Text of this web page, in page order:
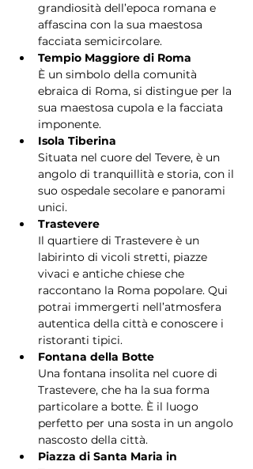
grandiosità dell’epoca romana e
affascina con la sua maestosa
facciata semicircolare.
Tempio Maggiore di Roma
È un simbolo della comunità
ebraica di Roma, si distingue per la
sua maestosa cupola e la facciata
imponente.
Isola Tiberina
Situata nel cuore del Tevere, è un
angolo di tranquillità e storia, con il
suo ospedale secolare e panorami
unici.
Trastevere
Il quartiere di Trastevere è un
labirinto di vicoli stretti, piazze
vivaci e antiche chiese che
raccontano la Roma popolare. Qui
potrai immergerti nell’atmosfera
autentica della città e conoscere i
ristoranti tipici.
Fontana della Botte
Una fontana insolita nel cuore di
Trastevere, che ha la sua forma
particolare a botte. È il luogo
perfetto per una sosta in un angolo
nascosto della città.
Piazza di Santa Maria in